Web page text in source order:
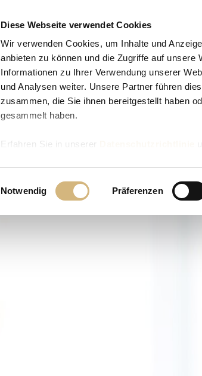
Diese Webseite verwendet Cookies
Wir verwenden Cookies, um Inhalte und
anbieten zu können und die Zugriffe auf
Informationen zu Ihrer Verwendung unserer
und Analysen weiter. Unsere Partner führen
zusammen, die Sie ihnen bereitgestellt haben
gesammelt haben.
Erfahren Sie in unserer
Einwilligungsauswahl
Notwendig Präferenzen